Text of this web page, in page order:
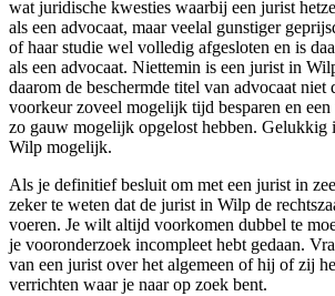
wat juridische kwesties waarbij een jurist
als een advocaat, maar veelal gunstiger
of haar studie wel volledig afgesloten en is
als een advocaat. Niettemin is een jurist in
daarom de beschermde titel van advocaat niet
voorkeur zoveel mogelijk tijd besparen en
zo gauw mogelijk opgelost hebben. Gelukkig
Wilp mogelijk.
Als je definitief besluit om met een jurist in
zeker te weten dat de jurist in Wilp de
voeren. Je wilt altijd voorkomen dubbel te
je vooronderzoek incompleet hebt gedaan.
van een jurist over het algemeen of hij of zij
verrichten waar je naar op zoek bent.